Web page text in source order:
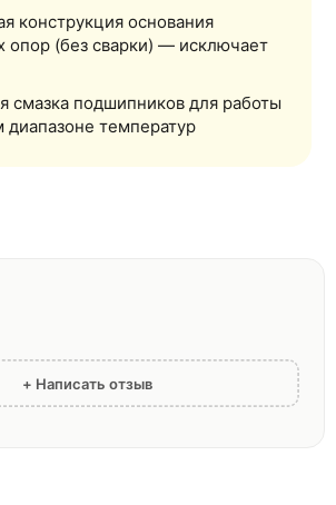
конструкция основания
опор (без сварки) — исключает
смазка подшипников для работы
диапазоне температур
+ Написать отзыв